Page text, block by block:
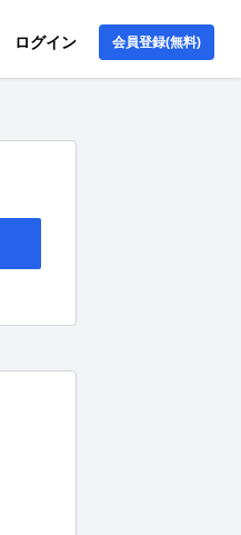
ログイン 会員登録(無料)